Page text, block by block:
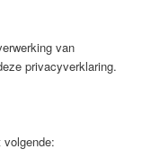
van
privacyverklaring.